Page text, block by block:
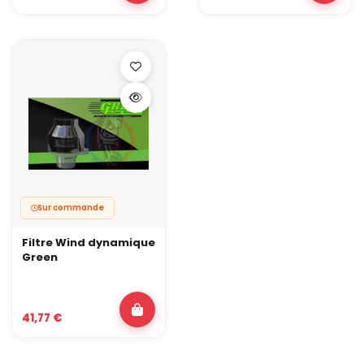
Les configurations moteur qui en profitent le
boîte à air d’origine lorsque l’espace ou la discrétion reste
important, mais devient également une base fiable pour une
admission dynamique ou une admission directe.
Il apporte un gain immédiat sur : moteurs turbo reprogrammés,
échappements plus permissifs, admissions d’origine en limite
de débit, configurations où la stabilité du flux d’air devient
essentielle.
Trouver le bon format de filtre à air
Le choix dépend principalement du montage en place.
Les filtres de remplacement Green s’installent directement
dans la boîte à air d’origine sans modification et
conservent une filtration optimale.
Pour les projets à forte demande en débit ou nécessitant
parfaitement adapté aux moteurs préparés.
Entretien, durabilité et avantage économique
Sur commande
Filtre Wind dynamique
Green
41,77 €